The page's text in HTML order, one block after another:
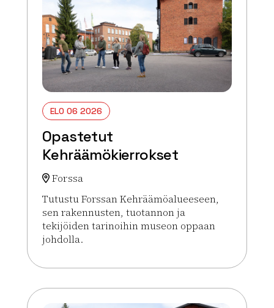
ELO 06 2026
Opastetut
Kehräämökierrokset
Forssa
Tutustu Forssan Kehräämöalueeseen,
sen rakennusten, tuotannon ja
tekijöiden tarinoihin museon oppaan
johdolla.
Lue lisää tapahtumasta Opastetut